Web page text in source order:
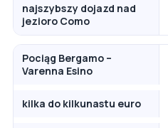
najszybszy dojazd nad
jezioro Como
Pociąg Bergamo –
Varenna Esino
kilka do kilkunastu euro